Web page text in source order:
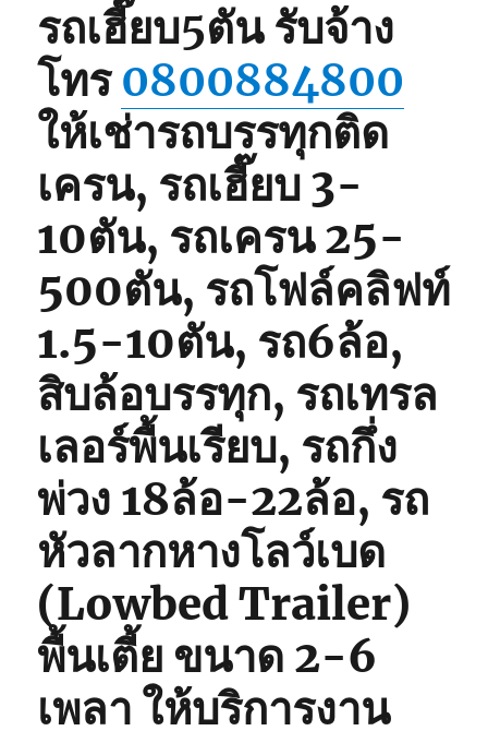
รถเฮี๊ยบ5ตัน รับจ้าง
โทร0800884800
ให้เช่ารถบรรทุกติด
เครน, รถเฮี๊ยบ 3-
10ตัน, รถเครน 25-
500ตัน, รถโฟล์คลิฟท์
1.5-10ตัน, รถ6ล้อ,
สิบล้อบรรทุก, รถเทรล
เลอร์พื้นเรียบ, รถกึ่ง
พ่วง 18ล้อ-22ล้อ, รถ
หัวลากหางโลว์เบด
(Lowbed Trailer)
พื้นเตี้ย ขนาด 2-6
เพลา ให้บริการงาน